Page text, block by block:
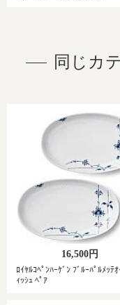
同じカ
16,500円
ﾛｲﾔﾙｺﾍﾟﾝﾊｰｹﾞﾝ ﾌﾞﾙｰﾊﾟﾙﾒｯﾃｵ
ｨｯｼｭ ﾍﾟｱ